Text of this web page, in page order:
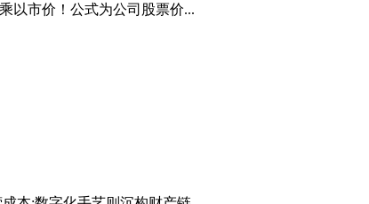
以市价！公式为公司股票价...